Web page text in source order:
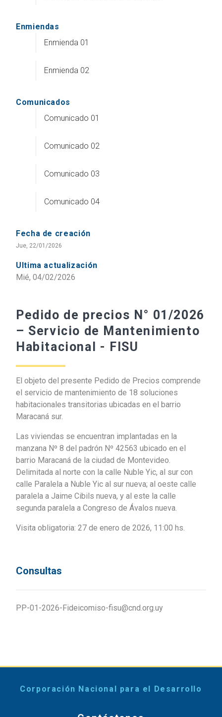
Enmiendas
Enmienda 01
Enmienda 02
Comunicados
Comunicado 01
Comunicado 02
Comunicado 03
Comunicado 04
Fecha de creación
Jue, 22/01/2026
Ultima actualización
Mié, 04/02/2026
Pedido de precios N° 01/2026
– Servicio de Mantenimiento
Habitacional - FISU
El objeto del presente Pedido de Precios comprende
el servicio de mantenimiento de 18 soluciones
habitacionales transitorias ubicadas en el barrio
Maracaná sur.
Las viviendas se encuentran implantadas en la
manzana Nº 8 del padrón Nº 42563 ubicado en el
barrio Maracaná de la ciudad de Montevideo.
Delimitada al norte con la calle Nuble Yic, al sur con
calle Paralela a Nuble Yic al sur nueva; al oeste calle
paralela a Jaime Cibils nueva, y al este la calle
segunda paralela a Congreso de Ávalos nueva.
Visita obligatoria: 27 de enero de 2026, 11:00 hs.
Consultas
PP-01-2026-Fideicomiso-fisu@cnd.org.uy
Corporación Nacional para el Desarrollo